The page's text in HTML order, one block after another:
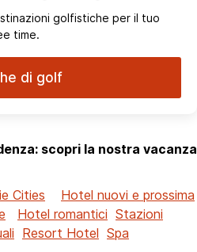
golfistiche per il tuo
time.
di golf
scopri la nostra vacanza
Cities
Hotel nuovi e prossima
Hotel romantici Stazioni
Resort Hotel Spa